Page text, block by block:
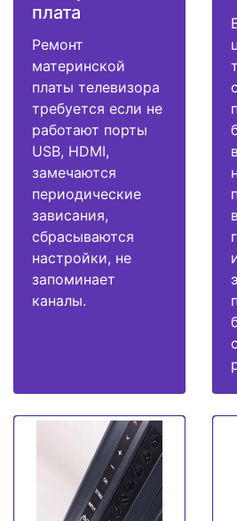
плата
Ремонт
материнской
платы телевизора
требуется если не
работают порты
USB, HDMI,
замечаются
периодические
зависания,
сбрасываются
настройки, не
запоминает
каналы.